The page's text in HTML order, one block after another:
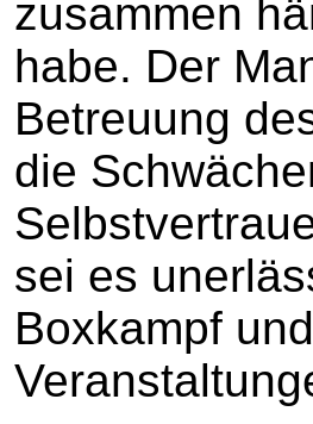
zusammen
habe. Der
Betreuung
die
sei es
Boxkampf